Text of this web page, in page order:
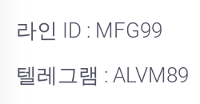
라인 ID : MFG99
텔레그램 : ALVM89